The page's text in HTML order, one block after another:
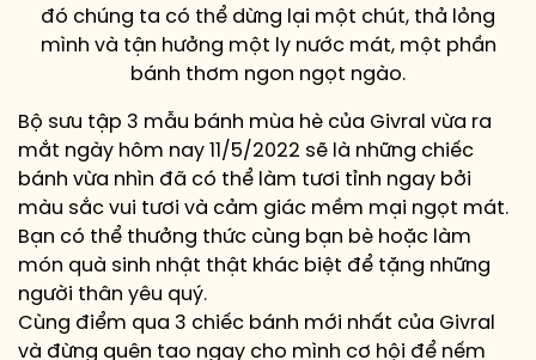
đó chúng ta có thể dừng lại một chút, thả lỏng
mình và tận hưởng một ly nước mát, một phần
bánh thơm ngon ngọt ngào.
Bộ sưu tập 3 mẫu bánh mùa hè của Givral vừa ra
mắt ngày hôm nay 11/5/2022 sẽ là những chiếc
bánh vừa nhìn đã có thể làm tươi tỉnh ngay bởi
màu sắc vui tươi và cảm giác mềm mại ngọt mát.
Bạn có thể thưởng thức cùng bạn bè hoặc làm
món quà sinh nhật thật khác biệt để tặng những
người thân yêu quý.
Cùng điểm qua 3 chiếc bánh mới nhất của Givral
và đừng quên tạo ngay cho mình cơ hội để nếm